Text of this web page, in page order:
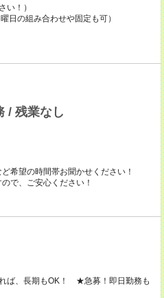
い！）
日の組み合わせや固定も可）
/ 残業なし
希望の時間帯お聞かせください！
で、ご安心ください！
ば、長期もOK！ ★急募！即日勤務も